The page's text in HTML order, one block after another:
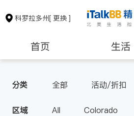
科罗拉多州[ 更换 ]
首页 生活
房地产租售 建筑装修
分类 全部
活动/折扣
区域 All Colorado